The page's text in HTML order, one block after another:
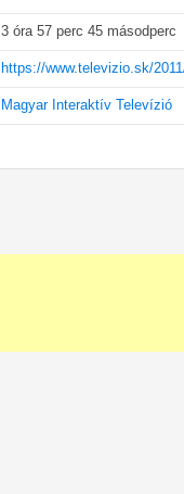
3 óra 57 perc 45 másodperc
https://www.televizio.sk/
Magyar Interaktív Televízió